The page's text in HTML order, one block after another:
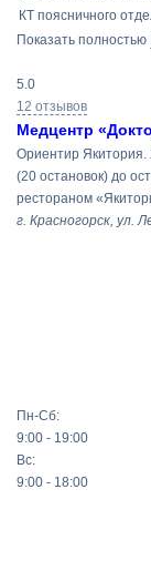
КТ поясничного
Показать полностью
5.0
12 отзывов
Медцентр
Ориентир
(20 остановок) до
рестораном
г. Красногорск, ул.
Пн-Сб:
9:00 - 19:00
Вс:
9:00 - 18:00